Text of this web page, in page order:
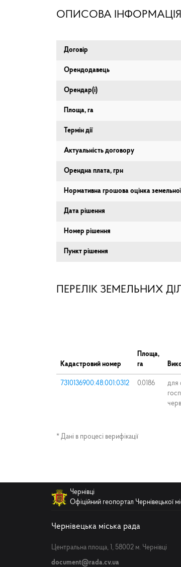
ОПИСОВА ІНФОРМАЦІЯ
Договір
Орендодавець
Орендар(і)
Площа, га
Термін дії
Актуальність договору
Орендна плата, грн
Нормативна грошова оцінка
Дата рішення
Номер рішення
Пункт рішення
ПЕРЕЛІК ЗЕМЕЛЬНИХ
Кадастровий номер
Площа,
га
7310136900:48:001:0312 0.0186
для
* Дані в процесі верифікації
Чернівці
Офіційний геопортал Чернівецької
Чернівецька міська рада
Центральна площа, 1, 58002 м. Чернівці
document@rada.cv.ua